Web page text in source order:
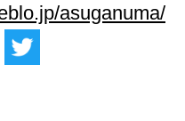
asuganuma/